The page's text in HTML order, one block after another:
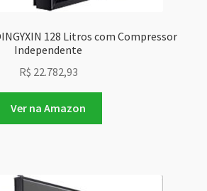
128 Litros com Compressor
Independente
R$ 22.782,93
Ver na Amazon